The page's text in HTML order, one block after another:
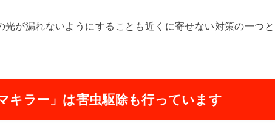
が漏れないようにすることも近くに寄せない対策の一つと
キラー」は害虫駆除も行っています